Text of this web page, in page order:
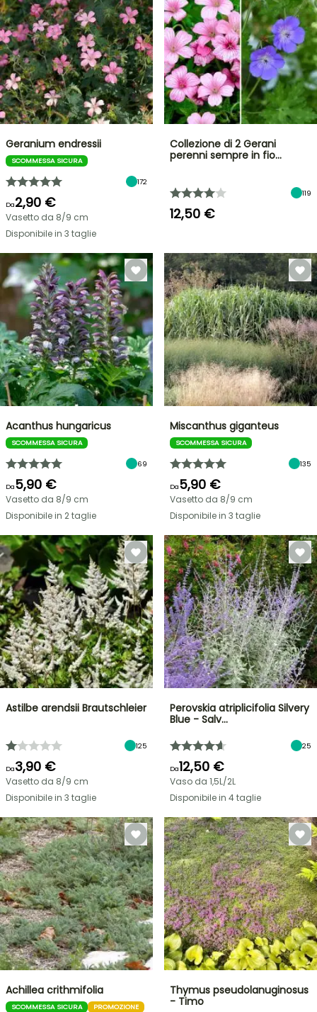
Geranium endressii
SCOMMESSA SICURA
172
Da2,90 €
Vasetto da 8/9 cm
Disponibile in 3 taglie
Collezione di 2 Gerani
perenni sempre in fio…
119
12,50 €
Acanthus hungaricus
SCOMMESSA SICURA
69
Da5,90 €
Vasetto da 8/9 cm
Disponibile in 2 taglie
Miscanthus giganteus
SCOMMESSA SICURA
135
Da5,90 €
Vasetto da 8/9 cm
Disponibile in 3 taglie
Astilbe arendsii Brautschleier
125
Da3,90 €
Vasetto da 8/9 cm
Disponibile in 3 taglie
Perovskia atriplicifolia Silvery
Blue - Salv…
25
Da12,50 €
Vaso da 1,5L/2L
Disponibile in 4 taglie
Achillea crithmifolia
SCOMMESSA SICURA PROMOZIONE
Thymus pseudolanuginosus
- Timo